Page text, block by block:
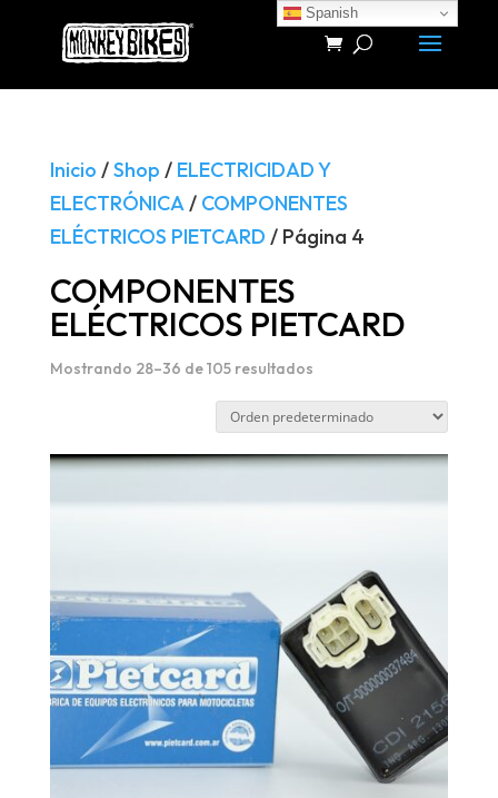
Búsqueda
productos
Inicio /Shop / ELECTRICIDAD Y
ELECTRÓNICA/ COMPONENTES
ELÉCTRICOS PIETCARD / Página 4
COMPONENTES
ELÉCTRICOS PIETCARD
Mostrando 28–36 de 105 resultados
Spanish